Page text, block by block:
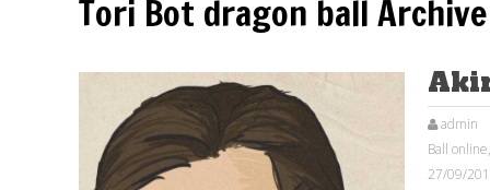
Tori Bot dragon ball Archive
admin
Ball online
27/09/